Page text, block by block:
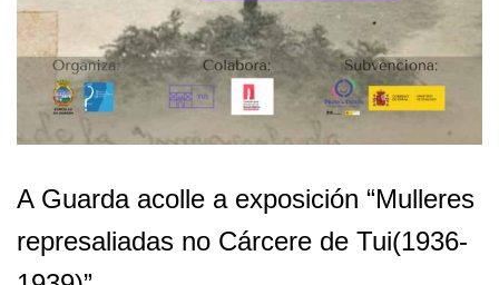
A Guarda acolle a exposición “Mulleres
represaliadas no Cárcere de Tui(1936-